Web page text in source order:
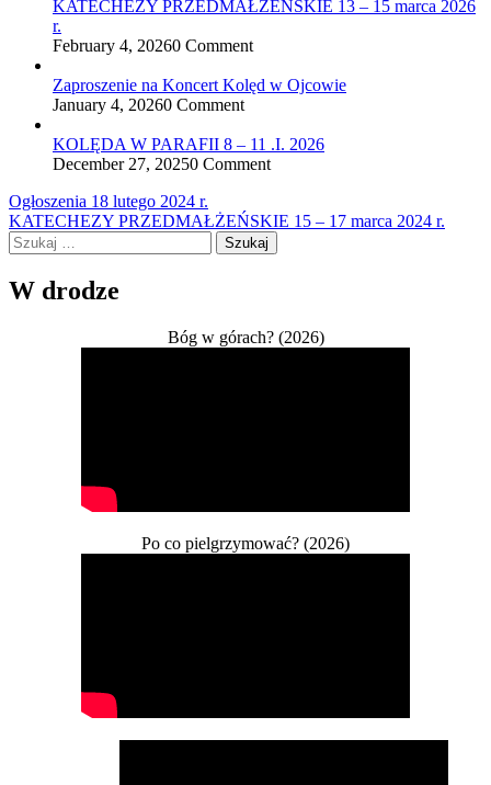
KATECHEZY PRZEDMAŁŻEŃSKIE 13 – 15 marca 2026
r.
February 4, 20260 Comment
Zaproszenie na Koncert Kolęd w Ojcowie
January 4, 20260 Comment
KOLĘDA W PARAFII 8 – 11 .I. 2026
December 27, 20250 Comment
Nawigacja
wpisu
Ogłoszenia 18 lutego 2024 r.
KATECHEZY PRZEDMAŁŻEŃSKIE 15 – 17 marca 2024 r.
Szukaj:
W drodze
Bóg w górach? (2026)
Po co pielgrzymować? (2026)